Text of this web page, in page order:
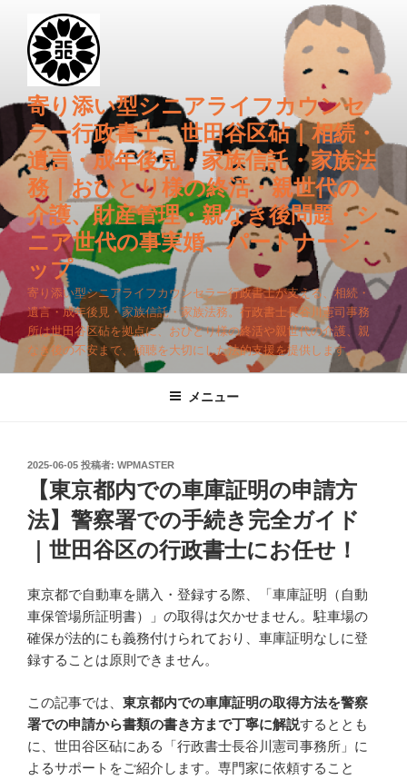
キ
プ
寄り添い型シニアライフカウンセ
ラー行政書士 世田谷区砧｜相続・
遺言・成年後見・家族信託・家族法
務｜おひとり様の終活・親世代の
介護、財産管理・親なき後問題・シ
ニア世代の事実婚、パートナーシ
ップ
寄り添い型シニアライフカウンセラー行政書士が支える、相続・
遺言・成年後見・家族信託・家族法務。行政書士長谷川憲司事務
所は世田谷区砧を拠点に、おひとり様の終活や親世代の介護、親
なき後の不安まで、傾聴を大切にした法的支援を提供します。
メニュー
投
2025-06-05 投稿者: WPMASTER
【東京都内での車庫証明の申請方
法】警察署での手続き完全ガイド
｜世田谷区の行政書士にお任せ！
東京都で自動車を購入・登録する際、「車庫証明（自動
車保管場所証明書）」の取得は欠かせません。駐車場の
確保が法的にも義務付けられており、車庫証明なしに登
録することは原則できません。
この記事では、 東京都内での車庫証明の取得方法を警察
署での申請から書類の書き方まで丁寧に解説するととも
に、世田谷区砧にある「行政書士長谷川憲司事務所」に
よるサポートをご紹介します。専門家に依頼すること